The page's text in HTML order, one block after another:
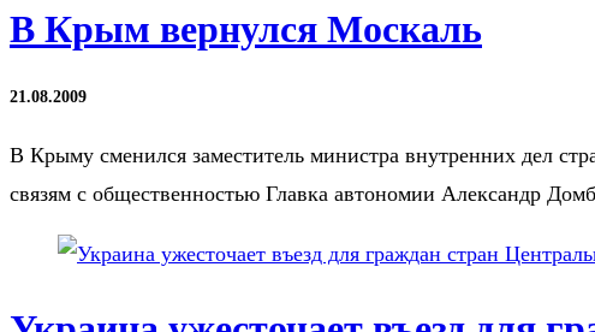
В Крым вернулся Москаль
21.08.2009
В Крыму сменился заместитель министра внутренних дел
связям с общественностью Главка автономии Александр